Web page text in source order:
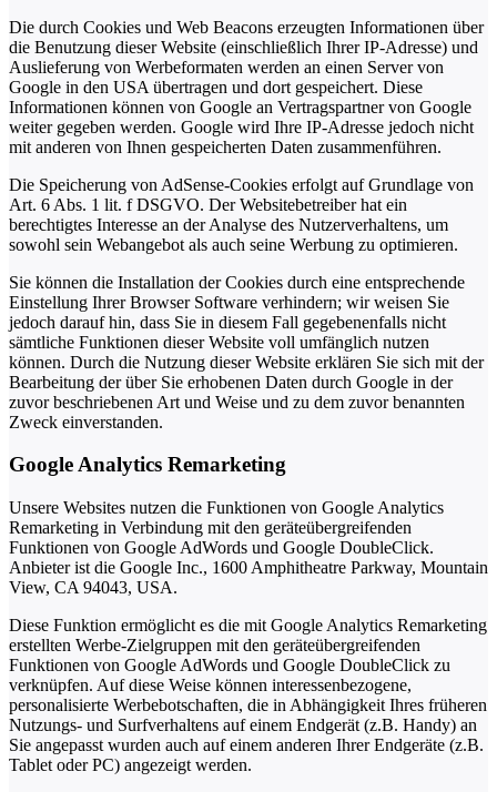
Die durch Cookies und Web Beacons erzeugten Informationen über
die Benutzung dieser Website (einschließlich Ihrer IP-Adresse) und
Auslieferung von Werbeformaten werden an einen Server von
Google in den USA übertragen und dort gespeichert. Diese
Informationen können von Google an Vertragspartner von Google
weiter gegeben werden. Google wird Ihre IP-Adresse jedoch nicht
mit anderen von Ihnen gespeicherten Daten zusammenführen.
Die Speicherung von AdSense-Cookies erfolgt auf Grundlage von
Art. 6 Abs. 1 lit. f DSGVO. Der Websitebetreiber hat ein
berechtigtes Interesse an der Analyse des Nutzerverhaltens, um
sowohl sein Webangebot als auch seine Werbung zu optimieren.
Sie können die Installation der Cookies durch eine entsprechende
Einstellung Ihrer Browser Software verhindern; wir weisen Sie
jedoch darauf hin, dass Sie in diesem Fall gegebenenfalls nicht
sämtliche Funktionen dieser Website voll umfänglich nutzen
können. Durch die Nutzung dieser Website erklären Sie sich mit der
Bearbeitung der über Sie erhobenen Daten durch Google in der
zuvor beschriebenen Art und Weise und zu dem zuvor benannten
Zweck einverstanden.
Google Analytics Remarketing
Unsere Websites nutzen die Funktionen von Google Analytics
Remarketing in Verbindung mit den geräteübergreifenden
Funktionen von Google AdWords und Google DoubleClick.
Anbieter ist die Google Inc., 1600 Amphitheatre Parkway, Mountain
View, CA 94043, USA.
Diese Funktion ermöglicht es die mit Google Analytics Remarketing
erstellten Werbe-Zielgruppen mit den geräteübergreifenden
Funktionen von Google AdWords und Google DoubleClick zu
verknüpfen. Auf diese Weise können interessenbezogene,
personalisierte Werbebotschaften, die in Abhängigkeit Ihres früheren
Nutzungs- und Surfverhaltens auf einem Endgerät (z.B. Handy) an
Sie angepasst wurden auch auf einem anderen Ihrer Endgeräte (z.B.
Tablet oder PC) angezeigt werden.